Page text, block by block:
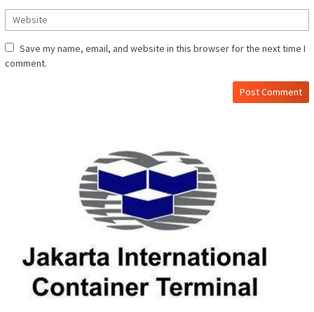
Save my name, email, and website in this browser for the next time I
comment.